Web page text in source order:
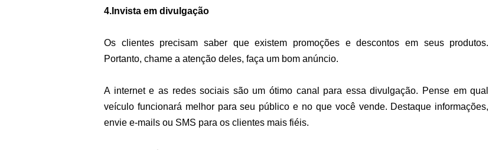
4.Invista em divulgação
Os clientes precisam saber que existem promoções e descontos em seus produtos.
Portanto, chame a atenção deles, faça um bom anúncio.
A internet e as redes sociais são um ótimo canal para essa divulgação. Pense em qual
veículo funcionará melhor para seu público e no que você vende. Destaque informações,
envie e-mails ou SMS para os clientes mais fiéis.